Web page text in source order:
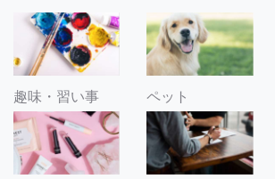
趣味・習い事 ペット